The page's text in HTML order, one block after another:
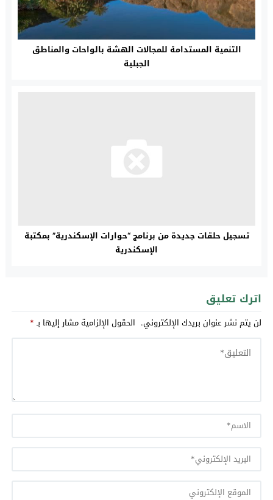
التنمية المستدامة للمجالات الهشة بالواحات والمناطق
الجبلية
تسجيل حلقات جديدة من برنامج “حوارات الإسكندرية” بمكتبة
الإسكندرية
اترك تعليق
لن يتم نشر عنوان بريدك الإلكتروني. الحقول الإلزامية مشار إليها بـ*